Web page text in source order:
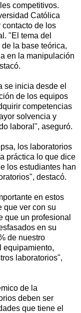
competitivos.
Católica
contacto de los
"El tema del
la base teórica,
en la manipulación
se inicia desde el
de los equipos
competencias
solvencia y
laboral", aseguró.
los laboratorios
práctica lo que dice
los estudiantes han
destacó.
en estos
que ver con su
que un profesional
en su
de nuestro
equipamiento,
laboratorios",
de la
deben ser
que tiene el